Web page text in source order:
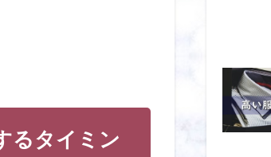
るタイミン